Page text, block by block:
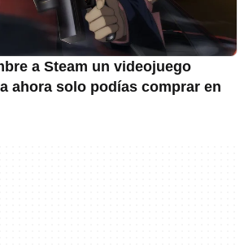
a Steam un videojuego
ahora solo podías comprar en